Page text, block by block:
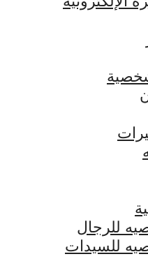
للرجال
للسيدات